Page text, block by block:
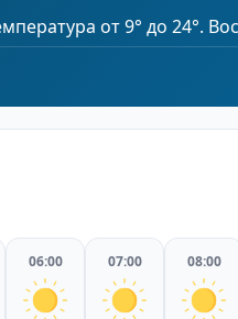
от 9° до 24°.
06:00 07:00 08:00